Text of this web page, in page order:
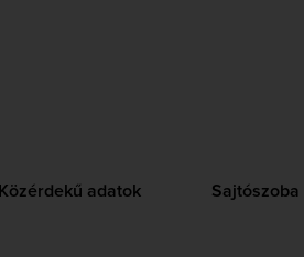
Közérdekű adatok Sajtószoba